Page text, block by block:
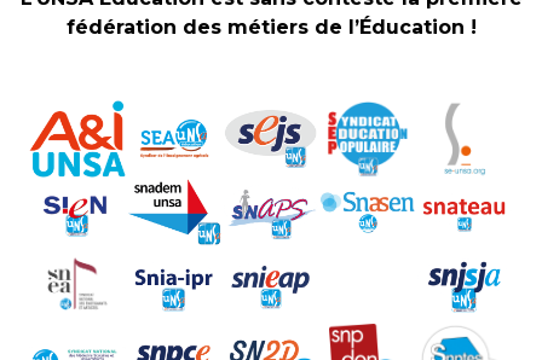
fédération des métiers de l’Éducation !